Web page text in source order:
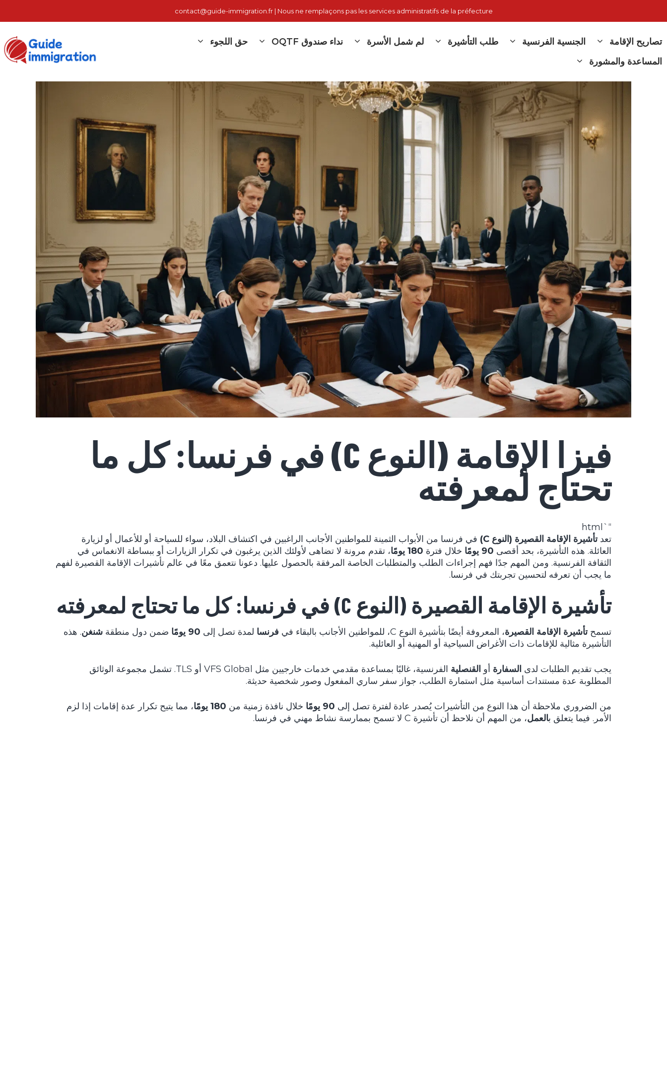
contact@guide-immigration.fr | Nous ne remplaçons pas les services administratifs de la préfecture
تصاريح الإقامة الجنسية الفرنسية طلب التأشيرة لم شمل الأسرة نداء صندوق OQTF
حق اللجوء
المساعدة والمشورة
فيزا الإقامة (النوع C) في فرنسا: كل ما
تحتاج لمعرفته
“`html
تعدتأشيرة الإقامة القصيرة (النوع C)
في فرنسا من الأبواب الثمينة للمواطنين الأجانب الراغبين في اكتشاف البلاد، سواء للسياحة أو للأعمال أو لزيارة
العائلة. هذه التأشيرة، بحد أقصى 90 يومًا خلال فترة 180 يومًا
، تقدم مرونة لا تضاهى لأولئك الذين يرغبون في تكرار الزيارات أو ببساطة الانغماس في
الثقافة الفرنسية. ومن المهم جدًا فهم إجراءات الطلب والمتطلبات الخاصة المرفقة بالحصول عليها. دعونا نتعمق معًا في عالم تأشيرات الإقامة القصيرة لفهم
ما يجب أن تعرفه لتحسين تجربتك في فرنسا.
تأشيرة الإقامة القصيرة (النوع C) في فرنسا: كل ما تحتاج لمعرفته
تسمحتأشيرة الإقامة القصيرة، المعروفة أيضًا بتأشيرة النوع C، للمواطنين الأجانب بالبقاء في فرنسا لمدة تصل إلى 90 يومًا ضمن دول منطقة شنغن. هذه
التأشيرة مثالية للإقامات ذات الأغراض السياحية أو المهنية أو العائلية.
يجب تقديم الطلبات لدى السفارة أو القنصلية
الفرنسية، غالبًا بمساعدة مقدمي خدمات خارجيين مثل VFS Global أو TLS. تشمل مجموعة الوثائق
المطلوبة عدة مستندات أساسية مثل استمارة الطلب، جواز سفر ساري المفعول وصور شخصية حديثة.
من الضروري ملاحظة أن هذا النوع من التأشيرات يُصدر عادة لفترة تصل إلى 90 يومًا خلال نافذة زمنية من 180 يومًا
، مما يتيح تكرار عدة إقامات إذا لزم
الأمر. فيما يتعلق بالعمل، من المهم أن نلاحظ أن تأشيرة C لا تسمح بممارسة نشاط مهني في فرنسا.